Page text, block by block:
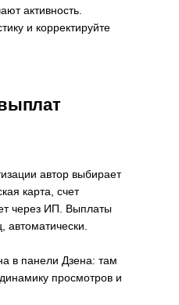
активность.
и корректируйте
автор выбирает
карта, счет
через ИП. Выплаты
автоматически.
в панели Дзена: там
просмотров и